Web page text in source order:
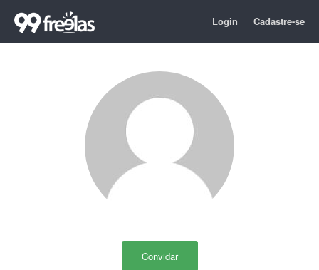
Login Cadastre-se
Convidar